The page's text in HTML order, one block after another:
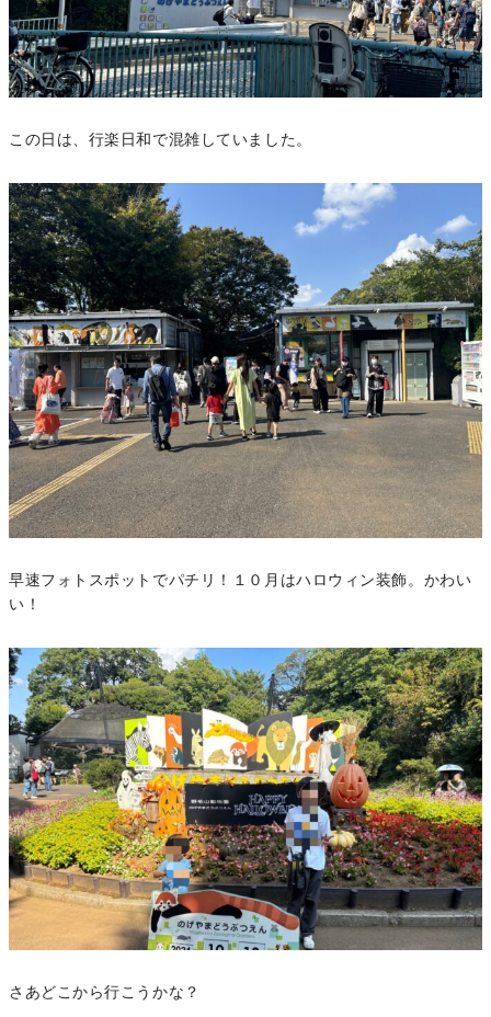
この日は、行楽日和で混雑していました。
早速フォトスポットでパチリ！１０月はハロウィン装飾。かわい
い！
さあどこから行こうかな？